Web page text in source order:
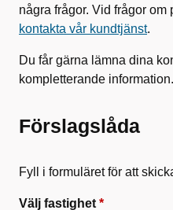
några frågor. Vid frågor om
kontakta vår kundtjänst.
Du får gärna lämna dina
kompletterande information.
Förslagslåda
Fyll i formuläret för att
Välj fastighet